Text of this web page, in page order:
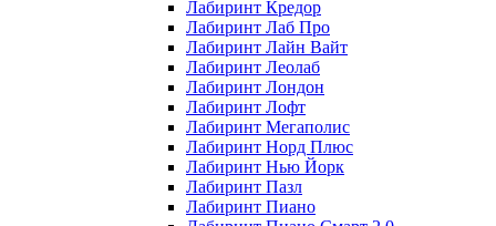
Лабиринт Кредор
Лабиринт Лаб Про
Лабиринт Лайн Вайт
Лабиринт Леолаб
Лабиринт Лондон
Лабиринт Лофт
Лабиринт Мегаполис
Лабиринт Норд Плюс
Лабиринт Нью Йорк
Лабиринт Пазл
Лабиринт Пиано